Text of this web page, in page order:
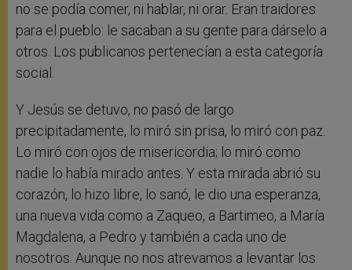
no se podía comer, ni hablar, ni orar. Eran traidores
para el pueblo: le sacaban a su gente para dárselo a
otros. Los publicanos pertenecían a esta categoría
social.
Y Jesús se detuvo, no pasó de largo
precipitadamente, lo miró sin prisa, lo miró con paz.
Lo miró con ojos de misericordia; lo miró como
nadie lo había mirado antes. Y esta mirada abrió su
corazón, lo hizo libre, lo sanó, le dio una esperanza,
una nueva vida como a Zaqueo, a Bartimeo, a María
Magdalena, a Pedro y también a cada uno de
nosotros. Aunque no nos atrevamos a levantar los